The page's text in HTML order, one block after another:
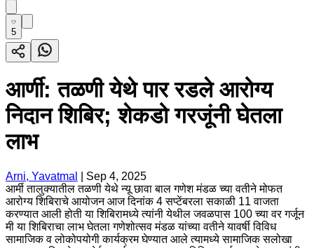
5
आर्णी: तळणी येथे पार रडले आरोग्य
निदान शिबिर; शेकडो गरजूंनी घेतला
लाभ
Arni, Yavatmal
Sep 4, 2025
आर्मी तालुक्यातील तळणी येथे न्यू छावा बाल गणेश मंडळ च्या वतीने मोफत
आरोग्य शिबिराचे आयोजन आज दिनांक 4 सप्टेंबरला सकाळी 11 वाजता
करण्यात आली होती या शिबिरामध्ये त्यांनी येथील जवळपास 100 च्या वर गर्जून
मी या शिबिराचा लाभ घेतला गणेशोत्सव मंडळ यांच्या वतीने यावर्षी विविध
सामाजिक व लोकोपयोगी कार्यक्रम घेण्यात आले त्यामध्ये सामाजिक सलोखा